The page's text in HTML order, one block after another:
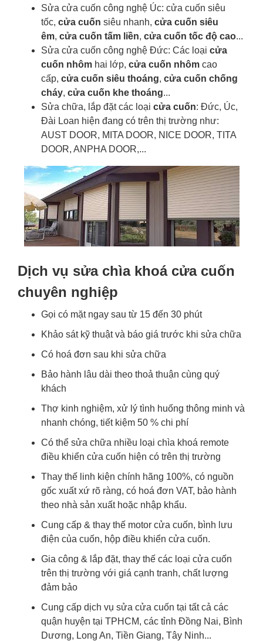
Sửa cửa cuốn công nghệ Úc: cửa cuốn siêu
tốc, cửa cuốn siêu nhanh, cửa cuốn siêu
êm, cửa cuốn tấm liền, cửa cuốn tốc độ cao...
Sửa cửa cuốn công nghệ Đức: Các loại cửa
cuốn nhôm hai lớp, cửa cuốn nhôm cao
cấp, cửa cuốn siêu thoáng, cửa cuốn chống
cháy, cửa cuốn khe thoáng...
Sửa chữa, lắp đặt các loại cửa cuốn: Đức, Úc,
Đài Loan hiện đang có trên thị trường như:
AUST DOOR, MITA DOOR, NICE DOOR, TITA
DOOR, ANPHA DOOR,...
Dịch vụ sửa chìa khoá cửa cuốn
chuyên nghiệp
Gọi có mặt ngay sau từ 15 đến 30 phút
Khảo sát kỹ thuật và báo giá trước khi sửa chữa
Có hoá đơn sau khi sửa chữa
Bảo hành lâu dài theo thoả thuận cùng quý
khách
Thợ kinh nghiệm, xử lý tình huống thông minh và
nhanh chóng, tiết kiệm 50 % chi phí
Có thể sửa chữa nhiều loại chìa khoá remote
điều khiển cửa cuốn hiện có trên thị trường
Thay thế linh kiện chính hãng 100%, có nguồn
gốc xuất xứ rõ ràng, có hoá đơn VAT, bảo hành
theo nhà sản xuất hoặc nhập khẩu.
Cung cấp & thay thế motor cửa cuốn, bình lưu
điện của cuốn, hộp điều khiển cửa cuốn.
Gia công & lắp đặt, thay thế các loại cửa cuốn
trên thị trường với giá cạnh tranh, chất lượng
đảm bảo
Cung cấp dịch vụ sửa cửa cuốn tại tất cả các
quận huyện tại TPHCM, các tỉnh Đồng Nai, Bình
Dương, Long An, Tiền Giang, Tây Ninh...